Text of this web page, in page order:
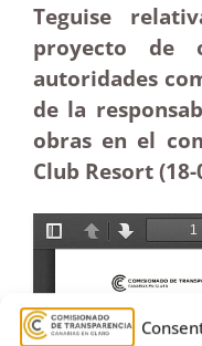
Teguise
proyecto de
autoridades
de la
obras en el
Club Resort (18-